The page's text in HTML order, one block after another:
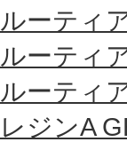
ルーティ
ルーティ
ルーティ
レジンA